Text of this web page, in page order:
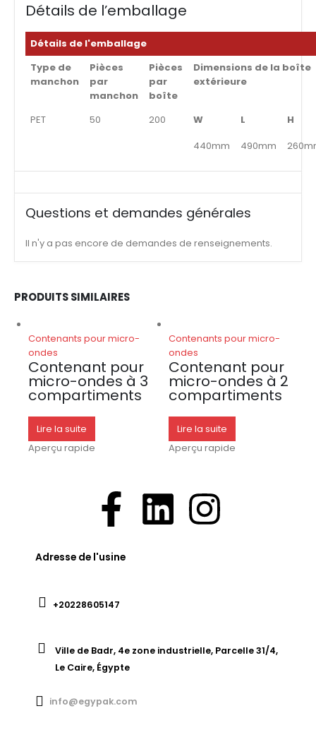
Détails de l’emballage
Détails de l'emballage
Type de
manchon
Pièces
par
manchon
Pièces
par
boîte
Dimensions de la boîte
extérieure
PET 50 200 W L
H
440mm
490mm
Questions et demandes générales
Il n'y a pas encore de demandes de renseignements.
PRODUITS SIMILAIRES
Contenants pour micro-
ondes
Contenant pour
micro-ondes à 3
compartiments
Lire la suite
Aperçu rapide
Contenants pour micro-
ondes
Contenant pour
micro-ondes à 2
compartiments
Lire la suite
Aperçu rapide
Adresse de l'usine
+20228605147
Ville de Badr, 4e zone industrielle, Parcelle 31/4,
Le Caire, Égypte
info@egypak.com